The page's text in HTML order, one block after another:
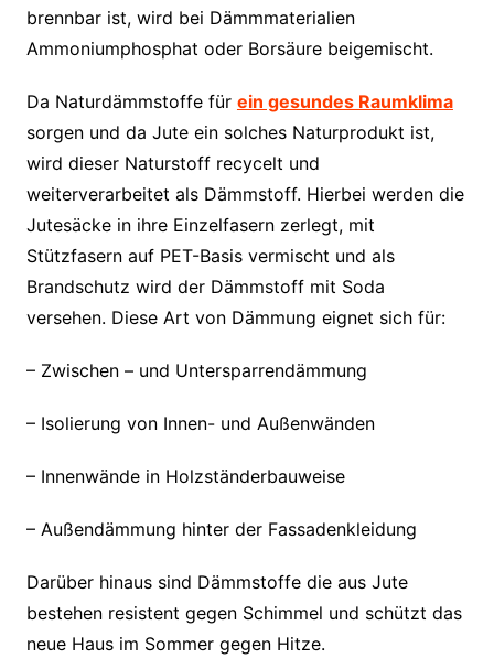
brennbar ist, wird bei Dämmmaterialien
Ammoniumphosphat oder Borsäure beigemischt.
Da Naturdämmstoffe für ein gesundes Raumklima
sorgen und da Jute ein solches Naturprodukt ist,
wird dieser Naturstoff recycelt und
weiterverarbeitet als Dämmstoff. Hierbei werden die
Jutesäcke in ihre Einzelfasern zerlegt, mit
Stützfasern auf PET-Basis vermischt und als
Brandschutz wird der Dämmstoff mit Soda
versehen. Diese Art von Dämmung eignet sich für:
– Zwischen – und Untersparrendämmung
– Isolierung von Innen- und Außenwänden
– Innenwände in Holzständerbauweise
– Außendämmung hinter der Fassadenkleidung
Darüber hinaus sind Dämmstoffe die aus Jute
bestehen resistent gegen Schimmel und schützt das
neue Haus im Sommer gegen Hitze.